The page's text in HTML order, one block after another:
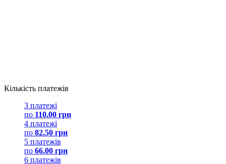
Кількість платежів
3 платежі
по 110.00 грн
4 платежі
по 82.50 грн
5 платежів
по 66.00 грн
6 платежів